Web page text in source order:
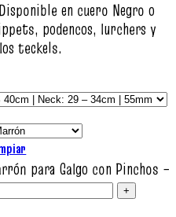
en cuero Negro o
podencos, lurchers y
teckels.
para Galgo con Pinchos –